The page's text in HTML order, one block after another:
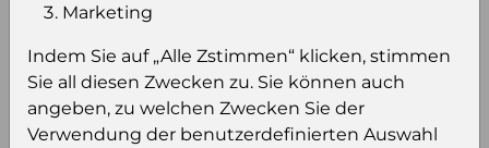
Einloggen
Marketing
Indem Sie auf „Alle Zstimmen“ klicken, stimmen
Sie all diesen Zwecken zu. Sie können auch
angeben, zu welchen Zwecken Sie der
Verwendung der benutzerdefinierten Auswahl